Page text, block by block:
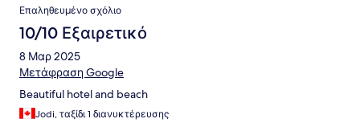
Επαληθευμένο σχόλιο
10/10 Εξαιρετικό
8 Μαρ 2025
Μετάφραση Google
Beautiful hotel and beach
Jodi, ταξίδι 1 διανυκτέρευσης